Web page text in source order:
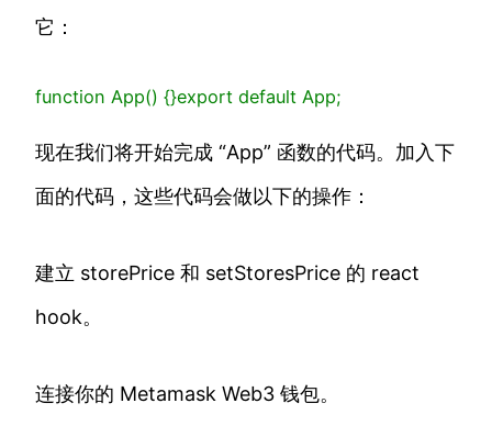
它：
function App() {}export default App;
现在我们将开始完成 “App” 函数的代码。加入下
面的代码，这些代码会做以下的操作：
建立 storePrice 和 setStoresPrice 的 react
hook。
连接你的 Metamask Web3 钱包。